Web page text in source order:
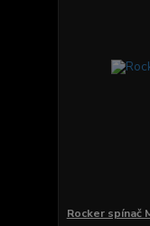
Rocker spínač